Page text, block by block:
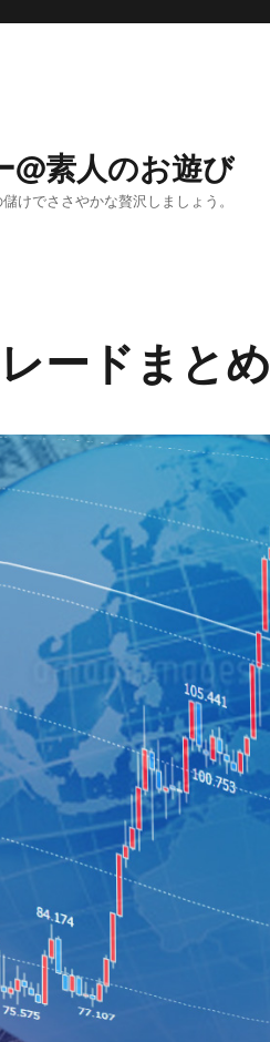
@素人のお遊び
けでささやかな贅沢しましょう。
ードまとめ